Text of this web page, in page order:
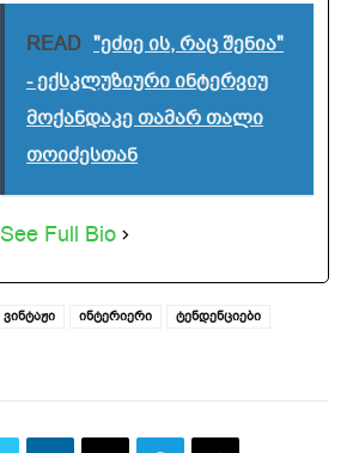
READ "ეძიე ის, რაც შენია"
- ექსკლუზიური ინტერვიუ
მოქანდაკე თამარ თალი
თოიძესთან
See Full Bio
ვინტაჟი ინტერიერი
ტენდენციები